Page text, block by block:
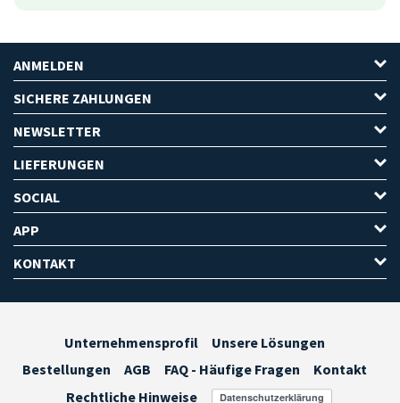
ANMELDEN
SICHERE ZAHLUNGEN
NEWSLETTER
LIEFERUNGEN
SOCIAL
APP
KONTAKT
Unternehmensprofil
Unsere Lösungen
Bestellungen
AGB FAQ - Häufige Fragen
Kontakt
Rechtliche Hinweise